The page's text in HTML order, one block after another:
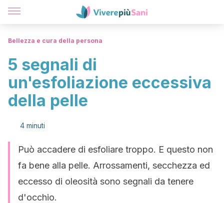
Bellezza e cura della persona
5 segnali di
un'esfoliazione eccessiva
della pelle
4 minuti
Può accadere di esfoliare troppo. E questo non
fa bene alla pelle. Arrossamenti, secchezza ed
eccesso di oleosità sono segnali da tenere
d'occhio.